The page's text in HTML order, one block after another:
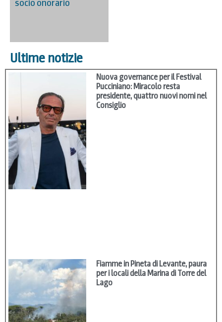
socio onorario
Ultime notizie
Nuova governance per il Festival
Pucciniano: Miracolo resta
presidente, quattro nuovi nomi nel
Consiglio
Fiamme in Pineta di Levante, paura
per i locali della Marina di Torre del
Lago